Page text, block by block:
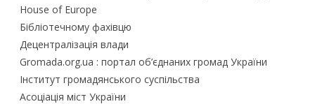
House of Europe
Бібліотечному фахівцю
Децентралізація влади
Gromada.org.ua : портал об’єднаних громад України
Інститут громадянського суспільства
Асоціація міст України